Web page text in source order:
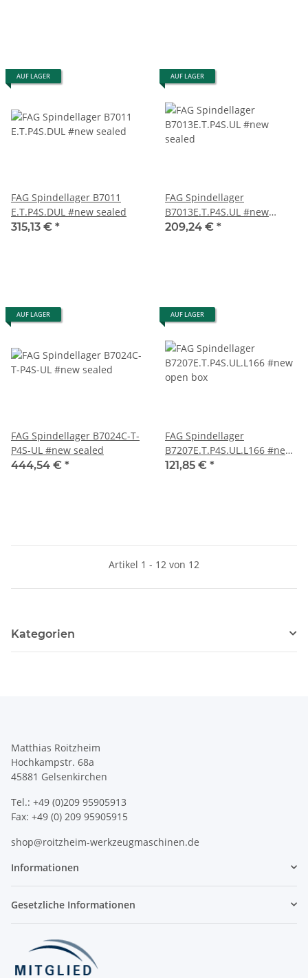
AUF LAGER
FAG Spindellager B7011
E.T.P4S.DUL #new sealed
315,13 € *
AUF LAGER
FAG Spindellager
B7013E.T.P4S.UL #new
sealed
209,24 € *
AUF LAGER
FAG Spindellager B7024C-T-
P4S-UL #new sealed
444,54 € *
AUF LAGER
FAG Spindellager
B7207E.T.P4S.UL.L166 #new
open box
121,85 € *
Artikel 1 - 12 von 12
Kategorien
Matthias Roitzheim
Hochkampstr. 68a
45881 Gelsenkirchen
Tel.: +49 (0)209 95905913
Fax: +49 (0) 209 95905915
shop@roitzheim-werkzeugmaschinen.de
Informationen
Gesetzliche Informationen